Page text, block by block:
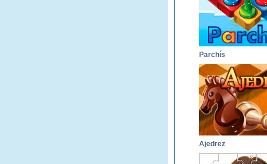
Parchís
Ajedrez